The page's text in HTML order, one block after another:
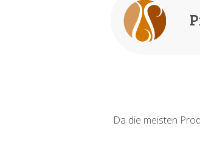
Da die meisten